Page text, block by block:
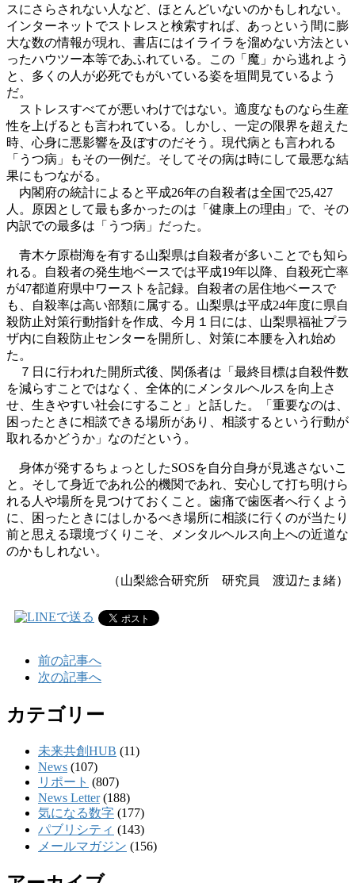
スにさらされない人など、ほとんどいないのかもしれない。
インターネットでストレスと検索すれば、あっという間に膨
大な数の情報が現れ、書店にはイライラを溜めない方法とい
ったハウツー本等であふれている。この「魔」から逃れよう
と、多くの人が必死でもがいている姿を垣間見ているよう
だ。
ストレスすべてが悪いわけではない。適度なものなら生産
性を上げるとも言われている。しかし、一定の限界を超えた
時、心身に悪影響を及ぼすのだそう。現代病とも言われる
「うつ病」もその一例だ。そしてその病は時にして最悪な結
果にもつながる。
内閣府の統計によると平成26年の自殺者は全国で25,427
人。原因として最も多かったのは「健康上の理由」で、その
内訳での最多は「うつ病」だった。
青木ケ原樹海を有する山梨県は自殺者が多いことでも知ら
れる。自殺者の発生地ベースでは平成19年以降、自殺死亡率
が47都道府県中ワーストを記録。自殺者の居住地ベースで
も、自殺率は高い部類に属する。山梨県は平成24年度に県自
殺防止対策行動指針を作成、今月１日には、山梨県福祉プラ
ザ内に自殺防止センターを開所し、対策に本腰を入れ始め
た。
７日に行われた開所式後、関係者は「最終目標は自殺件数
を減らすことではなく、全体的にメンタルヘルスを向上さ
せ、生きやすい社会にすること」と話した。「重要なのは、
困ったときに相談できる場所があり、相談するという行動が
取れるかどうか」なのだという。
身体が発するちょっとしたSOSを自分自身が見逃さないこ
と。そして身近であれ公的機関であれ、安心して打ち明けら
れる人や場所を見つけておくこと。歯痛で歯医者へ行くよう
に、困ったときにはしかるべき場所に相談に行くのが当たり
前と思える環境づくりこそ、メンタルヘルス向上への近道な
のかもしれない。
（山梨総合研究所 研究員 渡辺たま緒）
前の記事へ
次の記事へ
カテゴリー
未来共創HUB (11)
News (107)
リポート (807)
News Letter(188)
気になる数字 (177)
パブリシティ (143)
メールマガジン (156)